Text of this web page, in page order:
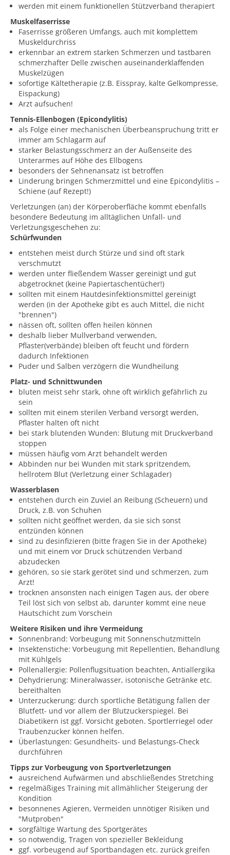
werden mit einem funktionellen Stützverband therapiert
Muskelfaserrisse
Faserrisse größeren Umfangs, auch mit komplettem
Muskeldurchriss
erkennbar an extrem starken Schmerzen und tastbaren
schmerzhafter Delle zwischen auseinanderklaffenden
Muskelzügen
sofortige Kältetherapie (z.B. Eisspray, kalte Gelkompresse,
Eispackung)
Arzt aufsuchen!
Tennis-Ellenbogen (Epicondylitis)
als Folge einer mechanischen Überbeanspruchung tritt er
immer am Schlagarm auf
starker Belastungsschmerz an der Außenseite des
Unterarmes auf Höhe des Ellbogens
besonders der Sehnenansatz ist betroffen
Linderung bringen Schmerzmittel und eine Epicondylitis –
Schiene (auf Rezept!)
Verletzungen (an) der Körperoberfläche kommt ebenfalls
besondere Bedeutung im alltäglichen Unfall- und
Verletzungsgeschehen zu:
Schürfwunden
entstehen meist durch Stürze und sind oft stark
verschmutzt
werden unter fließendem Wasser gereinigt und gut
abgetrocknet (keine Papiertaschentücher!)
sollten mit einem Hautdesinfektionsmittel gereinigt
werden (in der Apotheke gibt es auch Mittel, die nicht
"brennen")
nässen oft, sollten offen heilen können
deshalb lieber Mullverband verwenden,
Pflaster(verbände) bleiben oft feucht und fördern
dadurch Infektionen
Puder und Salben verzögern die Wundheilung
Platz- und Schnittwunden
bluten meist sehr stark, ohne oft wirklich gefährlich zu
sein
sollten mit einem sterilen Verband versorgt werden,
Pflaster halten oft nicht
bei stark blutenden Wunden: Blutung mit Druckverband
stoppen
müssen häufig vom Arzt behandelt werden
Abbinden nur bei Wunden mit stark spritzendem,
hellrotem Blut (Verletzung einer Schlagader)
Wasserblasen
entstehen durch ein Zuviel an Reibung (Scheuern) und
Druck, z.B. von Schuhen
sollten nicht geöffnet werden, da sie sich sonst
entzünden können
sind zu desinfizieren (bitte fragen Sie in der Apotheke)
und mit einem vor Druck schützenden Verband
abzudecken
gehören, so sie stark gerötet sind und schmerzen, zum
Arzt!
trocknen ansonsten nach einigen Tagen aus, der obere
Teil löst sich von selbst ab, darunter kommt eine neue
Hautschicht zum Vorschein
Weitere Risiken und ihre Vermeidung
Sonnenbrand: Vorbeugung mit Sonnenschutzmitteln
Insektenstiche: Vorbeugung mit Repellentien, Behandlung
mit Kühlgels
Pollenallergie: Pollenflugsituation beachten, Antiallergika
Dehydrierung: Mineralwasser, isotonische Getränke etc.
bereithalten
Unterzuckerung: durch sportliche Betätigung fallen der
Blutfett- und vor allem der Blutzuckerspiegel. Bei
Diabetikern ist ggf. Vorsicht geboten. Sportlerriegel oder
Traubenzucker können helfen.
Überlastungen: Gesundheits- und Belastungs-Check
durchführen
Tipps zur Vorbeugung von Sportverletzungen
ausreichend Aufwärmen und abschließendes Stretching
regelmäßiges Training mit allmählicher Steigerung der
Kondition
besonnenes Agieren, Vermeiden unnötiger Risiken und
"Mutproben"
sorgfältige Wartung des Sportgerätes
so notwendig, Tragen von spezieller Bekleidung
ggf. vorbeugend auf Sportbandagen etc. zurück greifen